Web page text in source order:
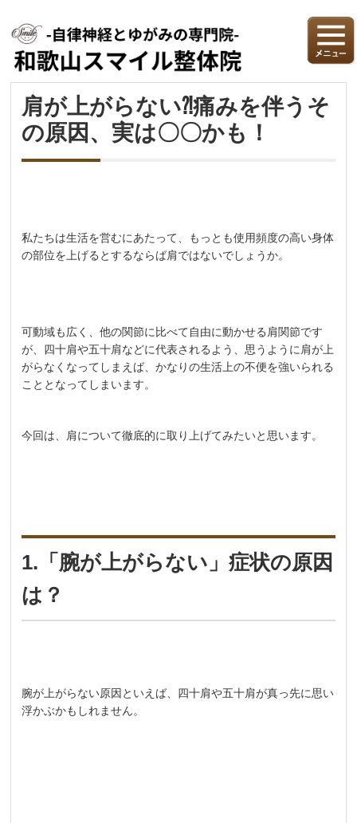
肩が上がらない⁈痛みを伴うそ
の原因、実は〇〇かも！
私たちは生活を営むにあたって、もっとも使用頻度の高い身体
の部位を上げるとするならば肩ではないでしょうか。
可動域も広く、他の関節に比べて自由に動かせる肩関節です
が、四十肩や五十肩などに代表されるよう、思うように肩が上
がらなくなってしまえば、かなりの生活上の不便を強いられる
こととなってしまいます。
今回は、肩について徹底的に取り上げてみたいと思います。
1.「腕が上がらない」症状の原因
は？
腕が上がらない原因といえば、四十肩や五十肩が真っ先に思い
浮かぶかもしれません。